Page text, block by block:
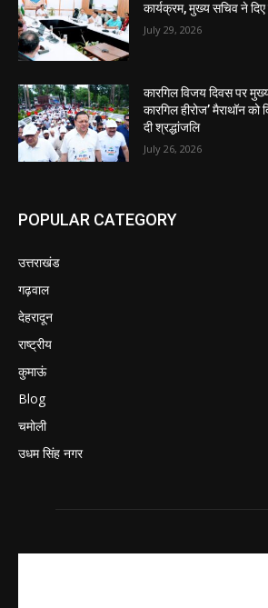
कार्यक्रम, मुख्य सचिव ने दिए
July 29, 2026
कारगिल विजय दिवस पर
कारगिल हीरोज’ मैराथॉन को
दी श्रद्धांजलि
July 26, 2026
POPULAR CATEGORY
उत्तराखंड
गढ़वाल
देहरादून
राष्ट्रीय
कुमाऊं
Blog
चमोली
उधम सिंह नगर